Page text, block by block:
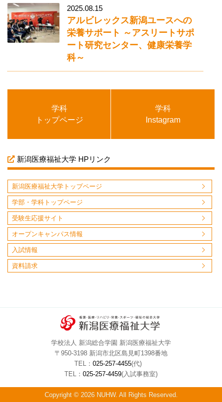
2025.08.15
アルビレックス新潟ユースへの
栄養サポート ～アスリートサポ
ート研究センター、健康栄養学
科～
学科
トップページ
学科
Instagram
新潟医療福祉大学 HPリンク
新潟医療福祉大学トップページ
学部・学科トップページ
受験生応援サイト
オープンキャンパス情報
入試情報
資料請求
学校法人 新潟総合学園 新潟医療福祉大学
〒950-3198 新潟市北区島見町1398番地
TEL： 025-257-4455(代)
TEL： 025-257-4459(入試事務室)
Copyright © 2026 NUHW. All Rights Reserved.